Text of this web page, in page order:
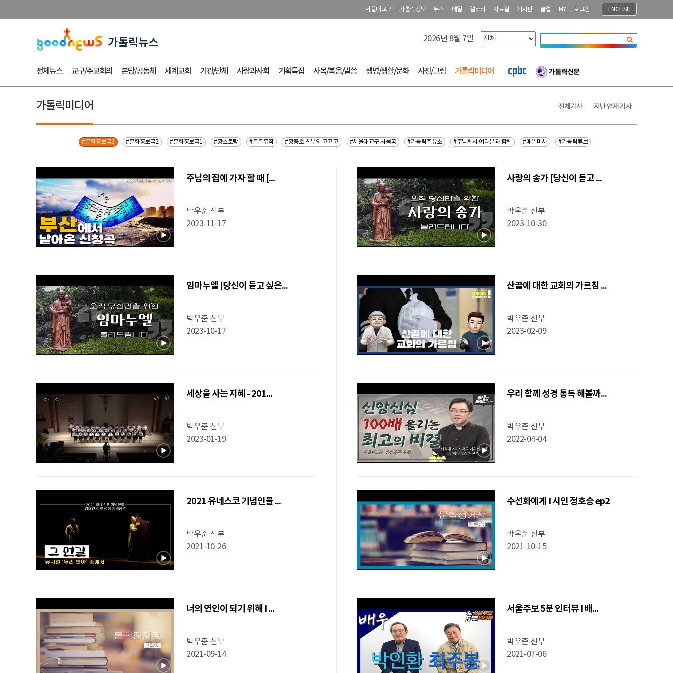
서울대교구 가톨릭정보 뉴스 메일 갤러리 자료실 게시판 클럽 MY 로그인 ENGLISH
2026년 8월 7일
전체뉴스 교구/주교회의 본당/공동체 세계교회 기관/단체 사람과사회 기획특집 사목/복음/말씀 생명/생활/문화 사진/그림 가톨릭미디어
가톨릭미디어 전체기사 지난 연재 기사
#문화홍보국3 #문화홍보국2 #문화홍보국1 #황스토랑 #클클뮤직 #황중호 신부의 고고고 #서울대교구 사목국 #가톨릭주유소 #주님께서 여러분과 함께 #매일미사 #가톨릭튜브
주님의 집에 가자 할 때 [...
박우준 신부
2023-11-17
사랑의 송가 [당신이 듣고 ...
박우준 신부
2023-10-30
임마누엘 [당신이 듣고 싶은...
박우준 신부
2023-10-17
산골에 대한 교회의 가르침 ...
박우준 신부
2023-02-09
세상을 사는 지혜 - 201...
박우준 신부
2023-01-19
우리 함께 성경 통독 해볼까...
박우준 신부
2022-04-04
2021 유네스코 기념인물 ...
박우준 신부
2021-10-26
수선화에게 I 시인 정호승 ep2
박우준 신부
2021-10-15
너의 연인이 되기 위해 I ...
박우준 신부
2021-09-14
서울주보 5분 인터뷰 I 배...
박우준 신부
2021-07-06